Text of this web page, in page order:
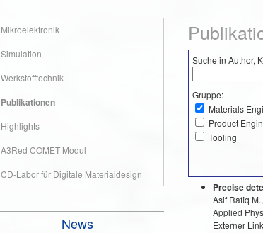
Suche in Author,
Gruppe:
Materials
Product
Tooling
Precise
Asif Rafiq
Applied
Externer
Mikroelektronik
Simulation
Werkstofftechnik
Publikationen
Highlights
A3Red COMET Modul
CD-Labor für Digitale Materialdesign
News